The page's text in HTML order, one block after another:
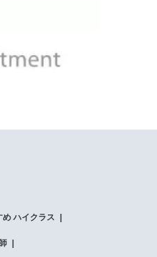
ハイクラス